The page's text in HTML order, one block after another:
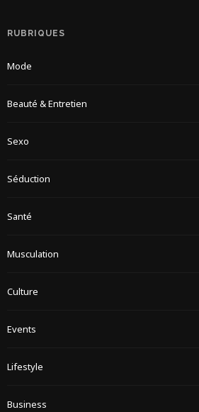
RUBRIQUES
Mode
Beauté & Entretien
Sexo
Séduction
Santé
Musculation
Culture
Events
Lifestyle
Business